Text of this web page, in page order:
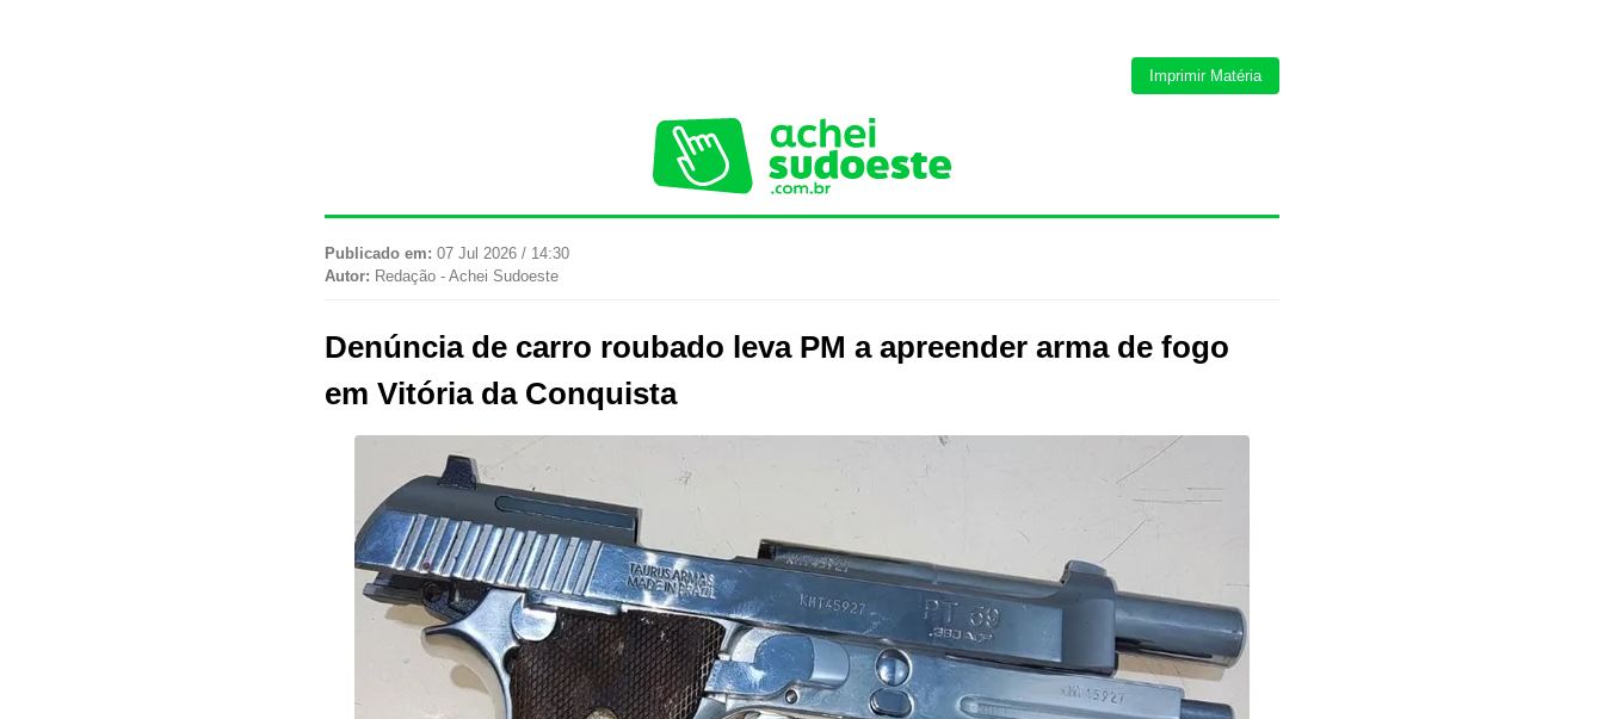
Imprimir Matéria
Publicado em: 07 Jul 2026 / 14:30
Autor: Redação - Achei Sudoeste
Denúncia de carro roubado leva PM a apreender arma de fogo
em Vitória da Conquista